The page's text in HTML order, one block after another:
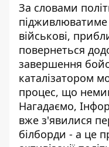
За словами
військові,
повернеться
завершення
каталізатором
процес, що
Нагадаємо,
вже з'явилися
білборди - а це